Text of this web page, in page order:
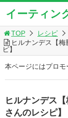
イーティン
TOP
レシピ
ヒルナンデス【
ピ】
本ページにはプロモ
ヒルナンデス
さんのレシピ】